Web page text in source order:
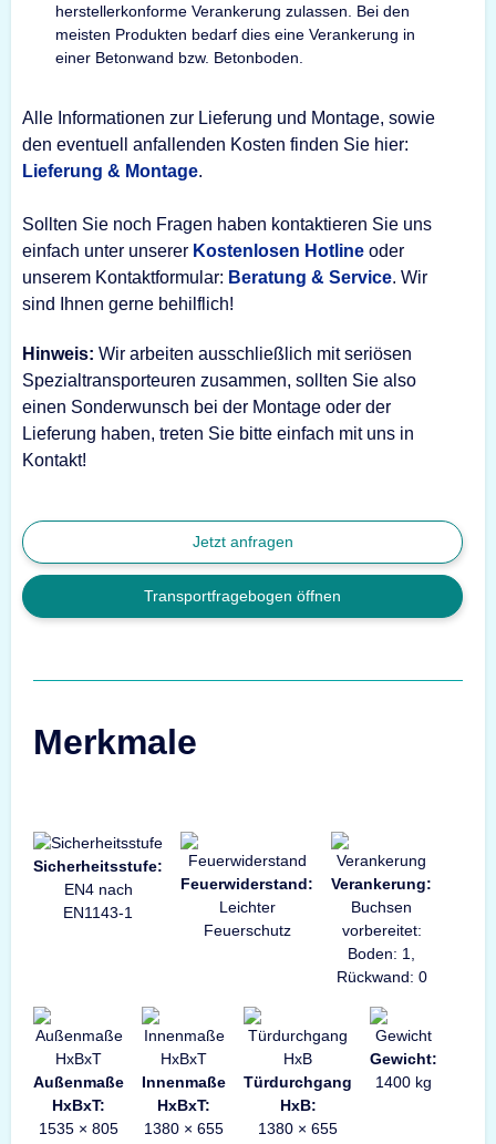
herstellerkonforme Verankerung zulassen. Bei den
meisten Produkten bedarf dies eine Verankerung in
einer Betonwand bzw. Betonboden.
Alle Informationen zur Lieferung und Montage, sowie
den eventuell anfallenden Kosten finden Sie hier:
Lieferung & Montage.
Sollten Sie noch Fragen haben kontaktieren Sie uns
einfach unter unserer Kostenlosen Hotline oder
unserem Kontaktformular: Beratung & Service. Wir
sind Ihnen gerne behilflich!
Hinweis: Wir arbeiten ausschließlich mit seriösen
Spezialtransporteuren zusammen, sollten Sie also
einen Sonderwunsch bei der Montage oder der
Lieferung haben, treten Sie bitte einfach mit uns in
Kontakt!
Jetzt anfragen
Transportfragebogen öffnen
Merkmale
Sicherheitsstufe:
EN4 nach
EN1143-1
Feuerwiderstand:
Leichter
Feuerschutz
Verankerung:
Buchsen
vorbereitet:
Boden: 1,
Rückwand: 0
Außenmaße
HxBxT:
1535 × 805
Innenmaße
HxBxT:
1380 × 655
Türdurchgang
HxB:
1380 × 655
Gewicht:
1400 kg